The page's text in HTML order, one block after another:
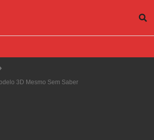
3D Mesmo Sem Saber